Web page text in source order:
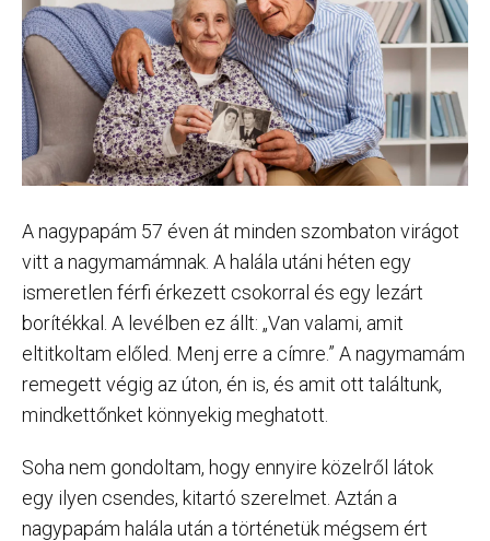
A nagypapám 57 éven át minden szombaton virágot
vitt a nagymamámnak. A halála utáni héten egy
ismeretlen férfi érkezett csokorral és egy lezárt
borítékkal. A levélben ez állt: „Van valami, amit
eltitkoltam előled. Menj erre a címre.” A nagymamám
remegett végig az úton, én is, és amit ott találtunk,
mindkettőnket könnyekig meghatott.
Soha nem gondoltam, hogy ennyire közelről látok
egy ilyen csendes, kitartó szerelmet. Aztán a
nagypapám halála után a történetük mégsem ért